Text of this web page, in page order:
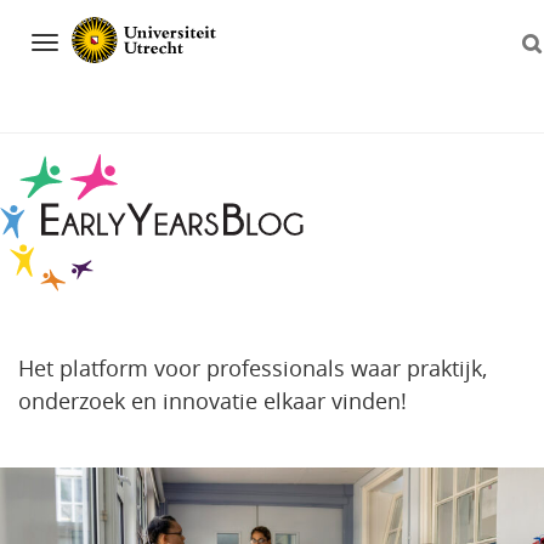
Navigation
Het platform voor professionals waar praktijk,
onderzoek en innovatie elkaar vinden!
Direct